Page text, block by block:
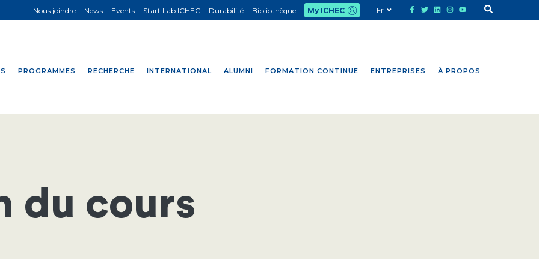
PROGRAMMES RECHERCHE INTERNATIONAL ALUMNI FORMATION CONTINUE ENTREPRISES À PROPOS
Nous joindre News Events Start Lab ICHEC Durabilité Bibliothèque My ICHEC Fr
du cours